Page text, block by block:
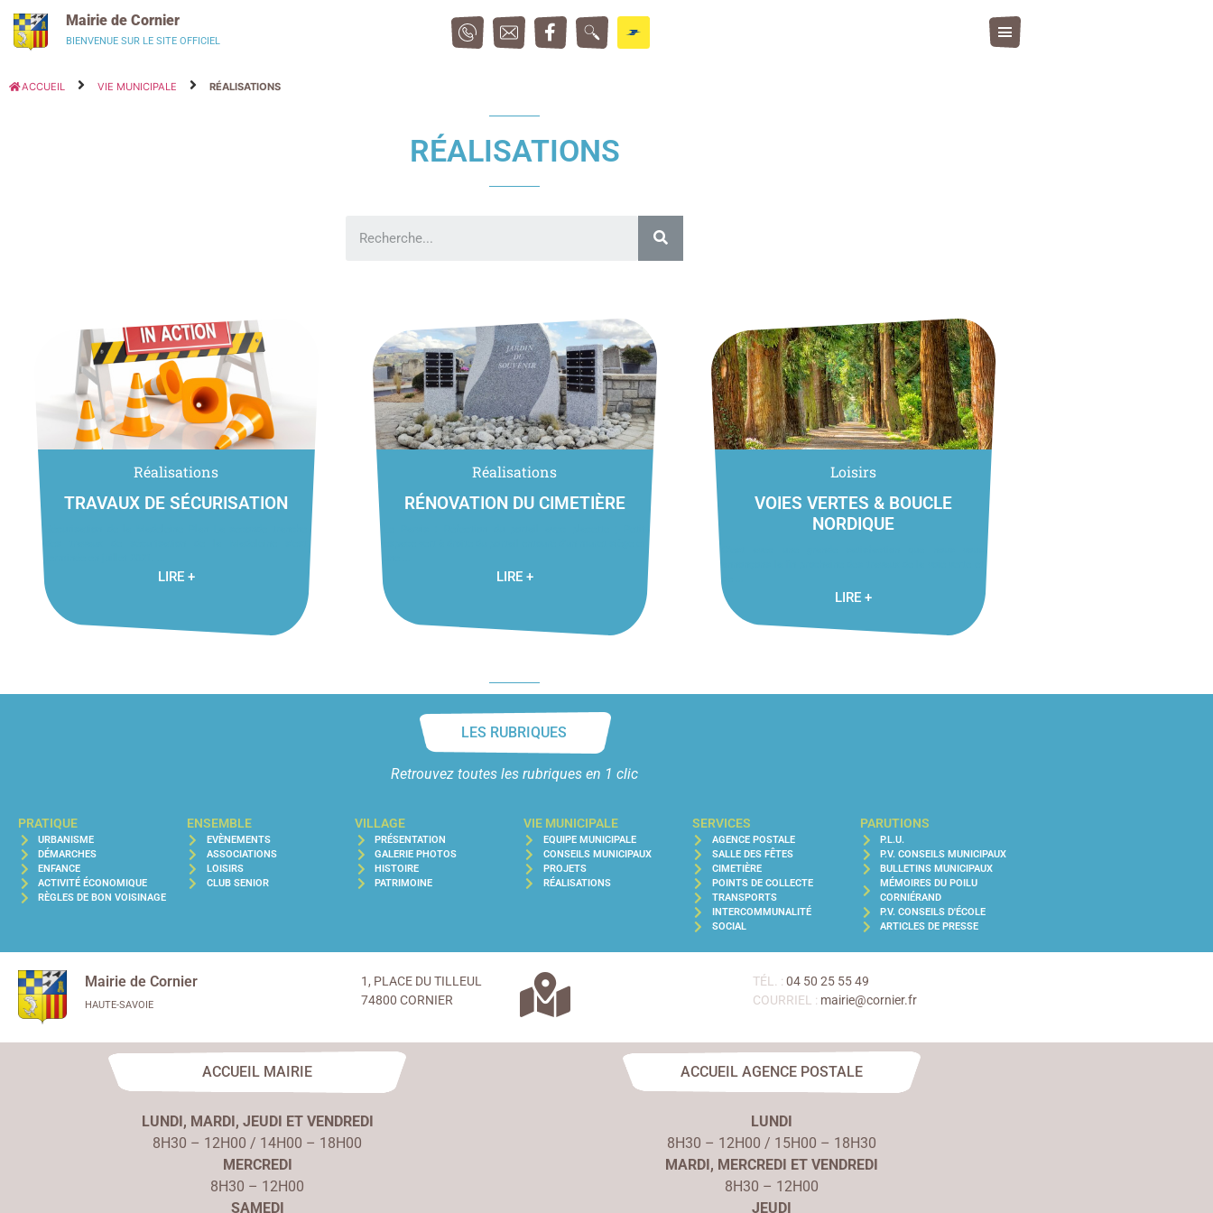
Mairie de Cornier
BIENVENUE SUR LE SITE OFFICIEL
ACCUEIL VIE MUNICIPALE RÉALISATIONS
RÉALISATIONS
Réalisations
TRAVAUX DE SÉCURISATION
LIRE +
Réalisations
RÉNOVATION DU CIMETIÈRE
LIRE +
Loisirs
VOIES VERTES & BOUCLE
NORDIQUE
LIRE +
LES RUBRIQUES
Retrouvez toutes les rubriques en 1 clic
PRATIQUE
URBANISME
DÉMARCHES
ENFANCE
ACTIVITÉ ÉCONOMIQUE
RÈGLES DE BON VOISINAGE
ENSEMBLE
EVÈNEMENTS
ASSOCIATIONS
LOISIRS
CLUB SENIOR
VILLAGE
PRÉSENTATION
GALERIE PHOTOS
HISTOIRE
PATRIMOINE
VIE MUNICIPALE
EQUIPE MUNICIPALE
CONSEILS MUNICIPAUX
PROJETS
RÉALISATIONS
SERVICES
AGENCE POSTALE
SALLE DES FÊTES
CIMETIÈRE
POINTS DE COLLECTE
TRANSPORTS
INTERCOMMUNALITÉ
SOCIAL
PARUTIONS
P.L.U.
P.V. CONSEILS MUNICIPAUX
BULLETINS MUNICIPAUX
MÉMOIRES DU POILU
CORNIÉRAND
P.V. CONSEILS D'ÉCOLE
ARTICLES DE PRESSE
Mairie de Cornier
HAUTE-SAVOIE
1, PLACE DU TILLEUL
74800 CORNIER
TÉL. : 04 50 25 55 49
COURRIEL : mairie@cornier.fr
ACCUEIL MAIRIE
LUNDI, MARDI, JEUDI ET VENDREDI
8H30 – 12H00 / 14H00 – 18H00
MERCREDI
8H30 – 12H00
SAMEDI
ACCUEIL AGENCE POSTALE
LUNDI
8H30 – 12H00 / 15H00 – 18H30
MARDI, MERCREDI ET VENDREDI
8H30 – 12H00
JEUDI
Panneau de gestion des cookies